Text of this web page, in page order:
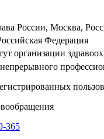
Москва,
Федерация
организации
365